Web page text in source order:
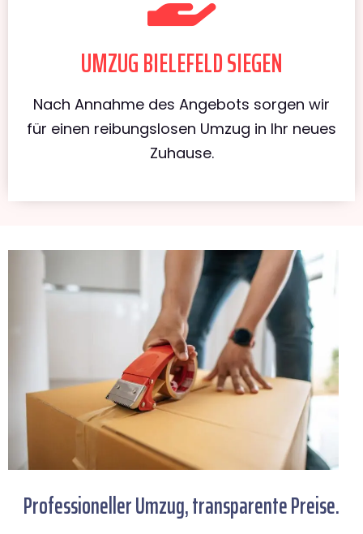
UMZUG BIELEFELD SIEGEN
Nach Annahme des Angebots sorgen wir
für einen reibungslosen Umzug in Ihr neues
Zuhause.
Professioneller Umzug, transparente Preise.